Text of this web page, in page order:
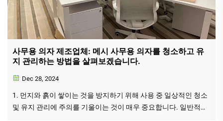
사무용 의자 제조업체: 메시 사무용 의자를 청소하고 유
지 관리하는 방법을 살펴보겠습니다.
Dec 28, 2024
1. 먼지와 흙이 쌓이는 것을 방지하기 위해 사용 중 일상적인 청소
및 유지 관리에 주의를 기울이는 것이 매우 중요합니다. 일반적으